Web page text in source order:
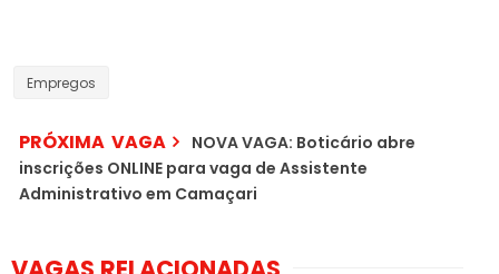
Empregos
PRÓXIMA VAGA
NOVA VAGA: Boticário abre
inscrições ONLINE para vaga de Assistente
Administrativo em Camaçari